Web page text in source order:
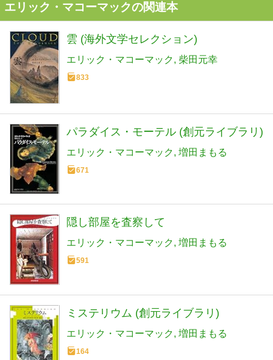
エリック・マコーマックの関連本
雲 (海外文学セレクション)
エリック・マコーマック 柴田元幸
833
パラダイス・モーテル (創元ライブラリ)
エリック・マコーマック 増田まもる
671
隠し部屋を査察して
エリック・マコーマック 増田まもる
591
ミステリウム (創元ライブラリ)
エリック・マコーマック 増田まもる
164